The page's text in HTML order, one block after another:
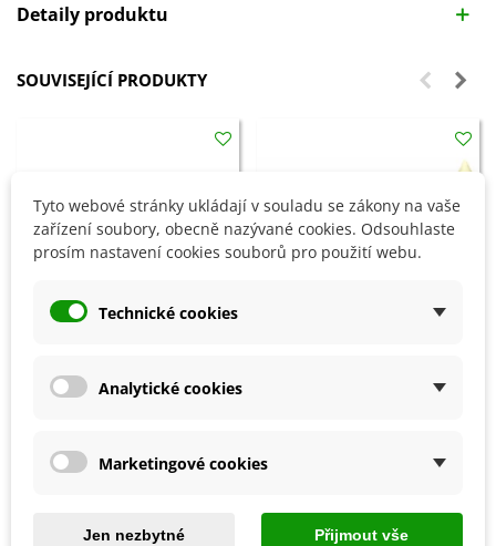
Detaily produktu
SOUVISEJÍCÍ PRODUKTY
Přidat do košíku
482 Kč
Tyto webové stránky ukládají v souladu se zákony na vaše
zařízení soubory, obecně nazývané cookies. Odsouhlaste
prosím nastavení cookies souborů pro použití webu.
Technické cookies
Analytické cookies
Marketingové cookies
Jen nezbytné Přijmout vše